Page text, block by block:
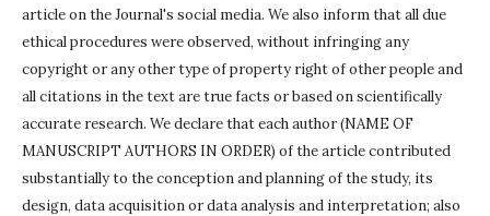
article on the Journal's social media. We also inform that all due
ethical procedures were observed, without infringing any
copyright or any other type of property right of other people and
all citations in the text are true facts or based on scientifically
accurate research. We declare that each author (NAME OF
MANUSCRIPT AUTHORS IN ORDER) of the article contributed
substantially to the conception and planning of the study, its
design, data acquisition or data analysis and interpretation; also